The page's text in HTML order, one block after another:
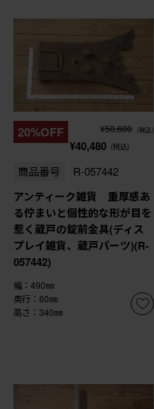
20%OFF ¥50,600 (税込)
¥40,480 (税込)
商品番号 R-057442
アンティーク雑貨 重厚感あ
る佇まいと個性的な形が目を
惹く蔵戸の錠前金具(ディス
プレイ雑貨、蔵戸パーツ)(R-
057442)
幅：490㎜
奥行：60㎜
高さ：340㎜